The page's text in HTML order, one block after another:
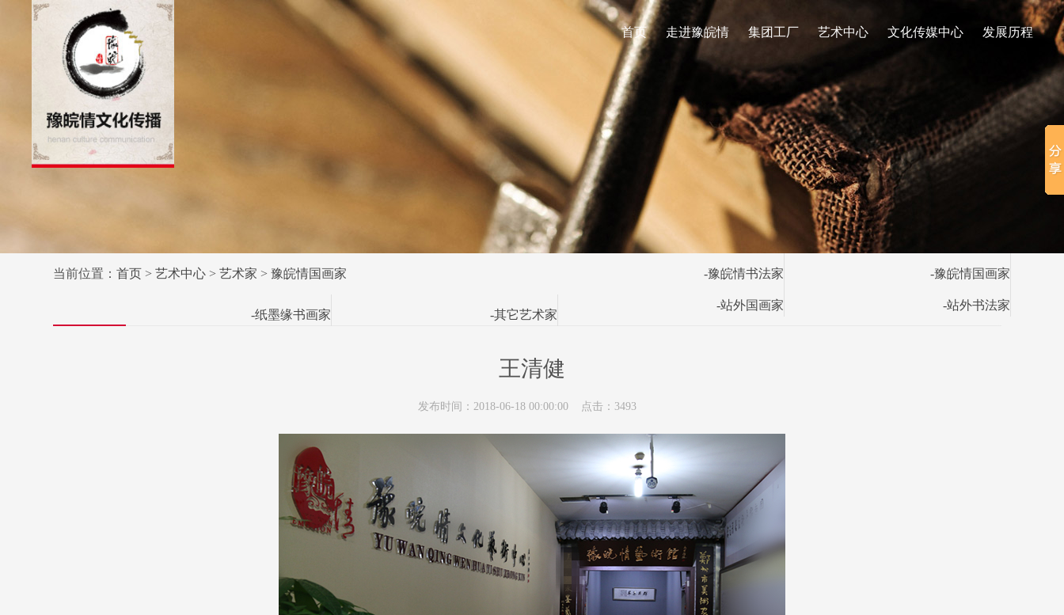
首页 走进豫皖情 集团工厂 艺术中心 文化传媒中心 发展历程
当前位置：首页 >艺术中心 >艺术家 >豫皖情国画家 -豫皖情国画家
-豫皖情书法家
-站外书法家
-站外国画家
-其它艺术家
-纸墨缘书画家
王清健
发布时间：2018-06-18 00:00:00 点击：3493